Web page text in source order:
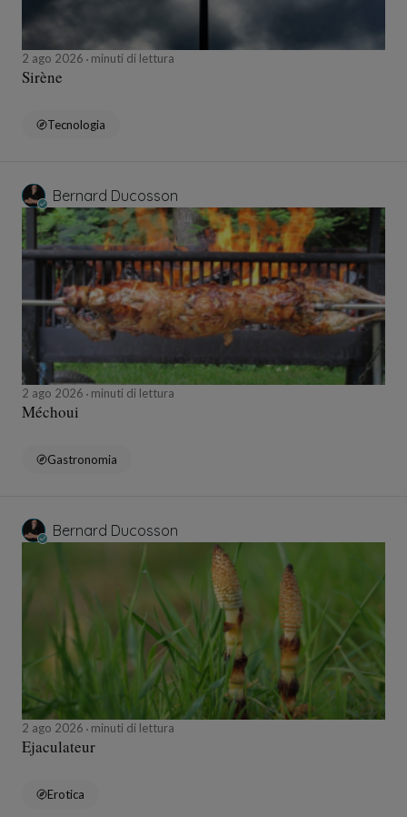
2 ago 2026 minuti di lettura
Sirène
Tecnologia
Bernard Ducosson
2 ago 2026 minuti di lettura
Méchoui
Gastronomia
Bernard Ducosson
2 ago 2026 minuti di lettura
Ejaculateur
Erotica